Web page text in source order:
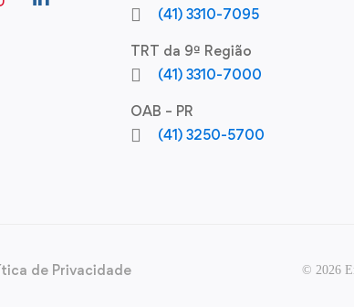
(41) 3310-7095
TRT da 9ª Região
(41) 3310-7000
OAB – PR
(41) 3250-5700
de Privacidade © 2026